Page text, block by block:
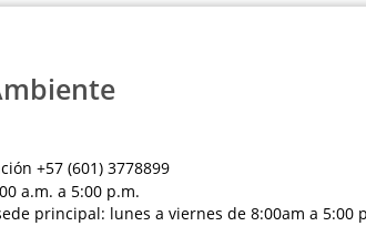
+57 (601) 3778899
a.m. a 5:00 p.m.
principal: lunes a viernes de 8:00am a 5:00